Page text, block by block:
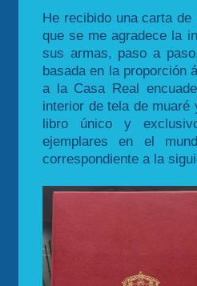
He recibido una carta
que se me agradece la
sus armas, paso a
basada en la proporción
a la Casa Real
interior de tela de muaré
libro único y
ejemplares en el
correspondiente a la